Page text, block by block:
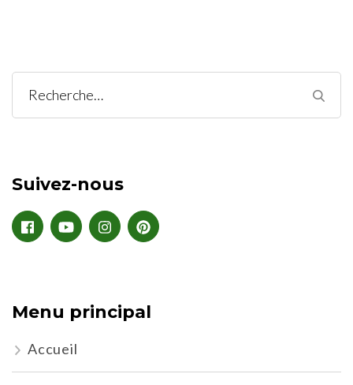
Suivez-nous
Menu principal
Accueil